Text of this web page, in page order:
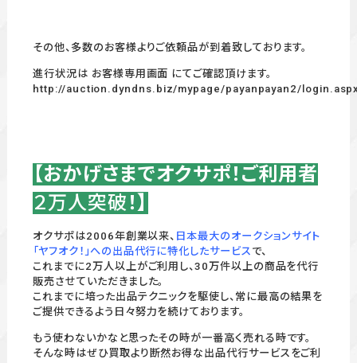
その他、多数のお客様よりご依頼品が到着致しております。
進行状況は お客様専用画面 にてご確認頂けます。
http://auction.dyndns.biz/mypage/payanpayan2/
【おかげさまでオクサポ！ご利用者
２万人突破 ！】
オクサポは2006年創業以来、 日本最大のオークションサイト
「ヤフオク！」への出品代行に特化したサービス で、
これまでに2万人以上がご利用し、30万件以上の商品を代行
販売させていただきました。
これまでに培った出品テクニックを駆使し、常に最高の結果を
ご提供できるよう日々努力を続けております。
もう使わないかなと思ったその時が一番高く売れる時です。
そんな時はぜひ買取より断然お得な出品代行サービスをご利